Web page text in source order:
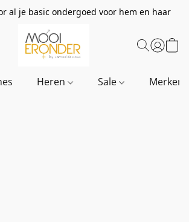
al je basic ondergoed voor hem en haar
Heren Sale Merken